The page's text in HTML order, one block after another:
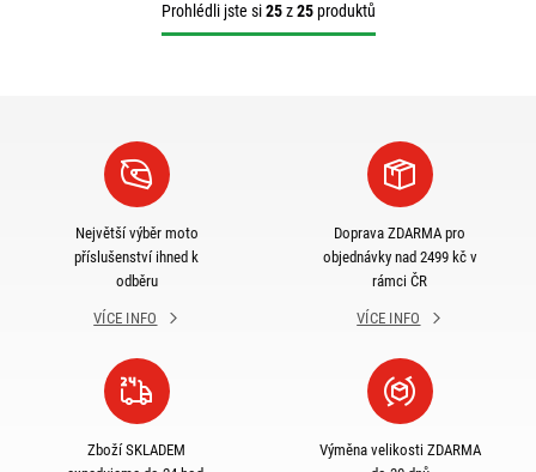
Prohlédli jste si25z25produktů
Největší výběr moto
příslušenství ihned k
odběru
VÍCE INFO
Doprava ZDARMA pro
objednávky nad 2499 kč v
rámci ČR
VÍCE INFO
Zboží SKLADEM
Výměna velikosti ZDARMA